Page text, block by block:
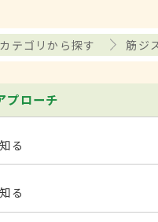
テゴリから探す 筋ジ
プローチ
る
る